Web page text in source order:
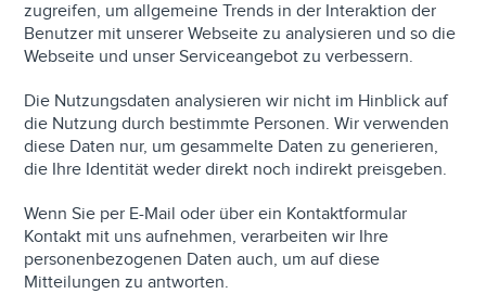
zugreifen, um allgemeine Trends in der Interaktion der
Benutzer mit unserer Webseite zu analysieren und so die
Webseite und unser Serviceangebot zu verbessern.
Die Nutzungsdaten analysieren wir nicht im Hinblick auf
die Nutzung durch bestimmte Personen. Wir verwenden
diese Daten nur, um gesammelte Daten zu generieren,
die Ihre Identität weder direkt noch indirekt preisgeben.
Wenn Sie per E-Mail oder über ein Kontaktformular
Kontakt mit uns aufnehmen, verarbeiten wir Ihre
personenbezogenen Daten auch, um auf diese
Mitteilungen zu antworten.